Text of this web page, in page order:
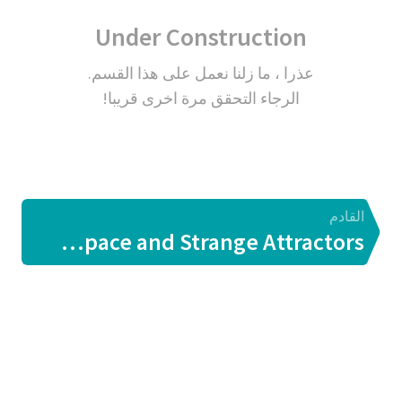
Under Construction
عذرا ، ما زلنا نعمل على هذا القسم.
الرجاء التحقق مرة اخرى قريبا!
القادم
Phase Space and Strange Attractors